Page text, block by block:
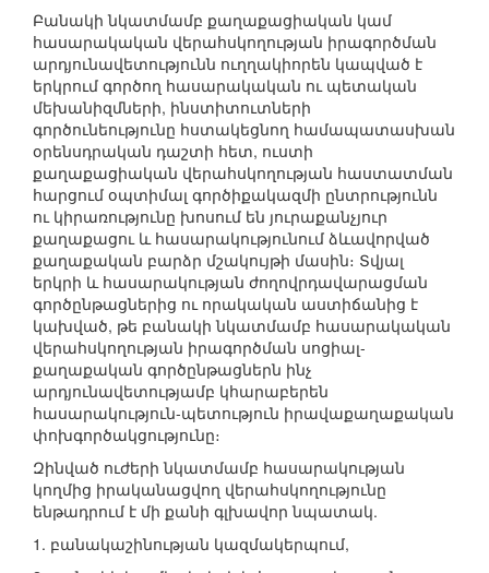
Բանակի նկատմամբ քաղաքացիական կամ
հասարակական վերահսկողության իրագործման
արդյունավետությունն ուղղակիորեն կապված է
երկրում գործող հասարակական ու պետական
մեխանիզմների, ինստիտուտների
գործունեությունը հստակեցնող համապատասխան
օրենսդրական դաշտի հետ, ուստի
քաղաքացիական վերահսկողության հաստատման
հարցում օպտիմալ գործիքակազմի ընտրությունն
ու կիրառությունը խոսում են յուրաքանչյուր
քաղաքացու և հասարակությունում ձևավորված
քաղաքական բարձր մշակույթի մասին։ Տվյալ
երկրի և հասարակության ժողովրդավարացման
գործընթացներից ու որակական աստիճանից է
կախված, թե բանակի նկատմամբ հասարակական
վերահսկողության իրագործման սոցիալ-
քաղաքական գործընթացներն ինչ
արդյունավետությամբ կհարաբերեն
հասարակություն-պետություն իրավաքաղաքական
փոխգործակցությունը։
Զինված ուժերի նկատմամբ հասարակության
կողմից իրականացվող վերահսկողությունը
ենթադրում է մի քանի գլխավոր նպատակ.
1. բանակաշինության կազմակերպում,